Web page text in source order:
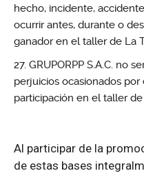
hecho, incidente,
ocurrir antes, durante o
ganador en el taller de La
GRUPORPP S.A.C. no
perjuicios ocasionados
participación en el taller de
Al participar de la
de estas bases